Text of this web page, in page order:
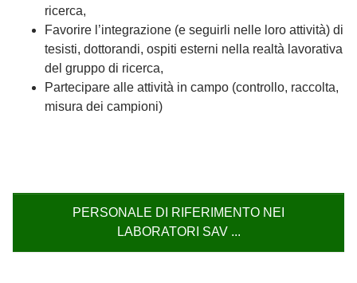
ricerca,
Favorire l’integrazione (e seguirli nelle loro attività) di
tesisti, dottorandi, ospiti esterni nella realtà lavorativa
del gruppo di ricerca,
Partecipare alle attività in campo (controllo, raccolta,
misura dei campioni)
PERSONALE DI RIFERIMENTO NEI
LABORATORI SAV ...